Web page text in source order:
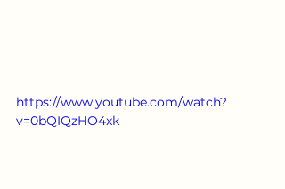
https://www.youtube.com/watch?
v=0bQIQzHO4xk